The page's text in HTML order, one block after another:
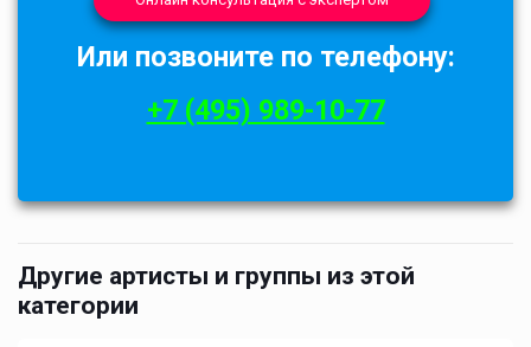
Или позвоните по телефону:
+7 (495) 989-10-77
Другие артисты и группы из этой
категории